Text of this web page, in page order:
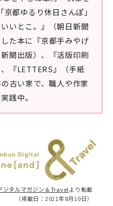
都ゆるり休日さんぽ」
いとこ。』（朝日新聞
た本に『京都手みやげ
聞出版）、『活版印刷
『LETTERS』（手紙
古い家で、職人や作家
実践中。
ジタルマガジン＆Travelより転載
（掲載日：2021年8月10日）